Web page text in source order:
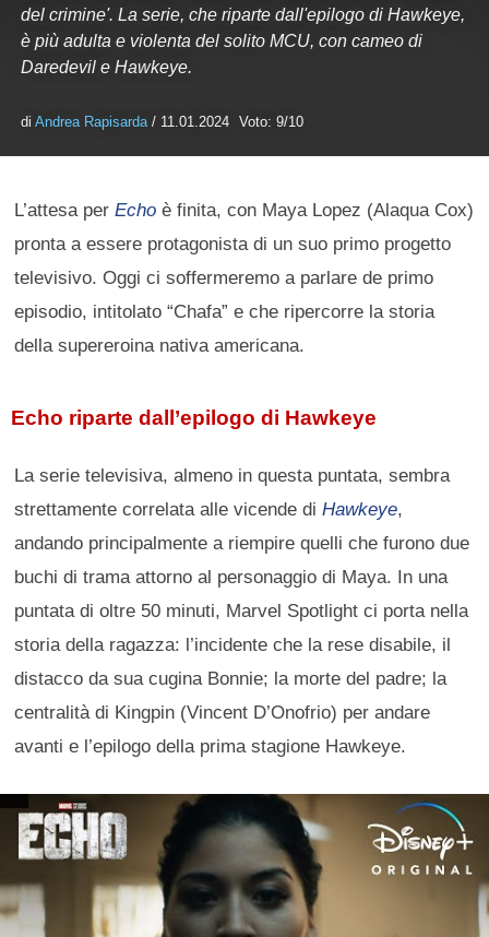
del crimine'. La serie, che riparte dall'epilogo di Hawkeye,
è più adulta e violenta del solito MCU, con cameo di
Daredevil e Hawkeye.
diAndrea Rapisarda/ 11.01.2024 Voto: 9/10
L’attesa perEcho è finita, con Maya Lopez (Alaqua Cox)
pronta a essere protagonista di un suo primo progetto
televisivo. Oggi ci soffermeremo a parlare de primo
episodio, intitolato “Chafa” e che ripercorre la storia
della supereroina nativa americana.
Echo riparte dall’epilogo di Hawkeye
La serie televisiva, almeno in questa puntata, sembra
strettamente correlata alle vicende diHawkeye,
andando principalmente a riempire quelli che furono due
buchi di trama attorno al personaggio di Maya. In una
puntata di oltre 50 minuti, Marvel Spotlight ci porta nella
storia della ragazza: l’incidente che la rese disabile, il
distacco da sua cugina Bonnie; la morte del padre; la
centralità di Kingpin (Vincent D’Onofrio) per andare
avanti e l’epilogo della prima stagione Hawkeye.